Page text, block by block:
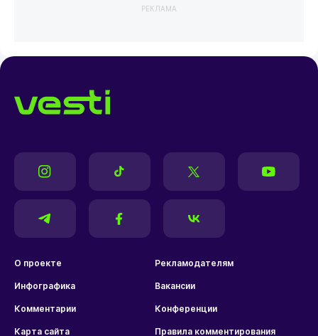
РЕКЛАМА
О проекте Рекламодателям
Инфографика Вакансии
Комментарии Конференции
Карта сайта Правила комментирования